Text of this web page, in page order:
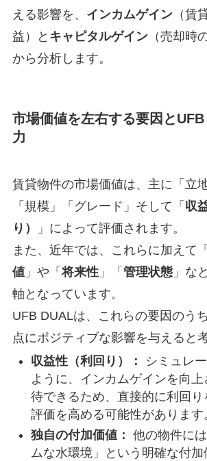
える影響を、 インカムゲイン（賃
益）と キャピタルゲイン（売却時
から分析します。
市場価値を左右する要因と
力
賃貸物件の市場価値は、主に「立
「規模」「グレード」そして「 収
り）
」によって評価されます。
また、近年では、これらに加えて「
値」や「 将来性」「 管理状態」な
軸となっています。
UFB DUALは、これらの要因のう
点にポジティブな影響を与えると
収益性（利回り）：
シミュレ
ように、インカムゲインを向
待できるため、直接的に利回
評価を高める可能性があります
独自の付加価値： 他の物件に
ムな水環境」という明確な付加